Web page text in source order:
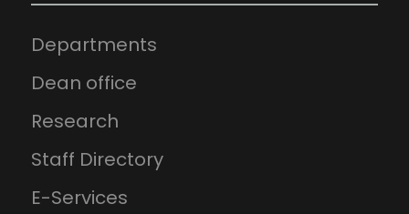
Departments
Dean office
Research
Staff Directory
E-Services